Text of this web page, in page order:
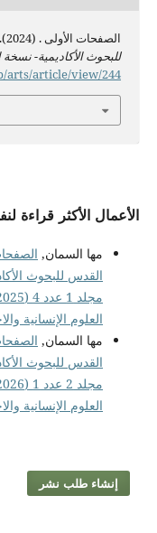
الصفحات الأولى . (2024).
للبحوث الأكاديمية- نسخة
arts/article/view/244
الأعمال الأكثر قراءة
مها السمان,
القدس للبحوث
العلوم الإنسانية
مها السمان,
القدس للبحوث
العلوم الإنسانية
إنشاء طلب نشر